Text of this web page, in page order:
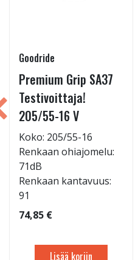
Goodride
Premium Grip SA37
Testivoittaja!
205/55-16 V
Koko: 205/55-16
Renkaan ohiajomelu:
71dB
Renkaan kantavuus:
91
74,85 €
Lisää koriin